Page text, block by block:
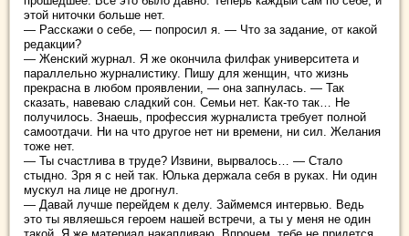
этой ниточки больше нет.
— Расскажи о себе, — попросил я. — Что за задание, от какой
редакции?
— Женский журнал. Я же окончила филфак университета и
параллельно журналистику. Пишу для женщин, что жизнь
прекрасна в любом проявлении, — она запнулась. — Так
сказать, навеваю сладкий сон. Семьи нет. Как-то так… Не
получилось. Знаешь, профессия журналиста требует полной
самоотдачи. Ни на что другое нет ни времени, ни сил. Желания
тоже нет.
— Ты счастлива в труде? Извини, вырвалось… — Стало
стыдно. Зря я с ней так. Юлька держала себя в руках. Ни один
мускул на лице не дрогнул.
— Давай лучше перейдем к делу. Займемся интервью. Ведь
это ты являешься героем нашей встречи, а ты у меня не один